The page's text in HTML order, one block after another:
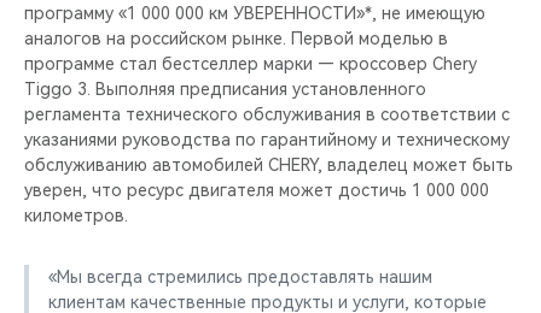
СЕДАНЫ
НОВИНКИ
CHERY CONNECT
ЛЮДИ CHERY
БЛАГОТВОРИТЕЛЬНОСТЬ
CHERY REMOTE
CHERY И СПОРТ
НАШИ МЕРОПРИЯТИЯ
программу «1 000 000 км УВЕРЕННОСТИ»*, не имеющую
аналогов на российском рынке. Первой моделью в
программе стал бестселлер марки — кроссовер Chery
Tiggo 3. Выполняя предписания установленного
регламента технического обслуживания в соответствии с
указаниями руководства по гарантийному и техническому
обслуживанию автомобилей CHERY, владелец может быть
уверен, что ресурс двигателя может достичь 1 000 000
километров.
«Мы всегда стремились предоставлять нашим
клиентам качественные продукты и услуги, которые